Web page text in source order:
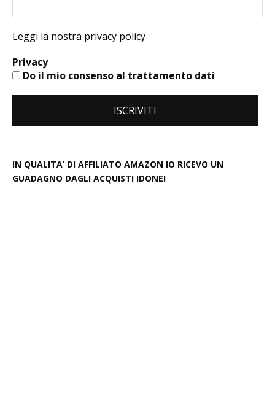
Leggi la nostra privacy policy
Privacy
Do il mio consenso al trattamento dati
IN QUALITA’ DI AFFILIATO AMAZON IO RICEVO UN
GUADAGNO DAGLI ACQUISTI IDONEI